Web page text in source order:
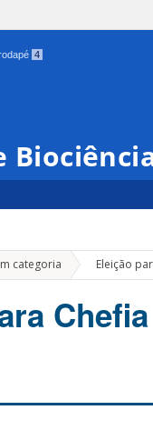
4
categoria » Eleição